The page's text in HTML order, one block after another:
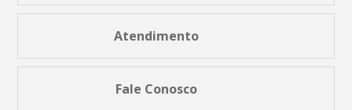
Atendimento
Fale Conosco